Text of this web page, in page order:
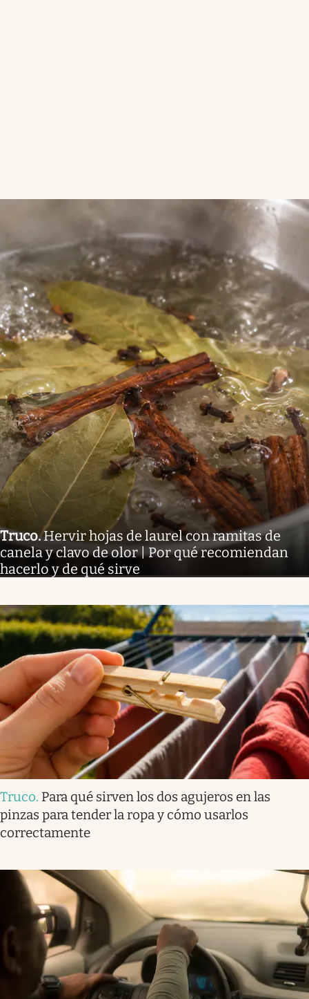
Truco.Hervir hojas de laurel con ramitas de
canela y clavo de olor | Por qué recomiendan
hacerlo y de qué sirve
Truco. Para qué sirven los dos agujeros en las
pinzas para tender la ropa y cómo usarlos
correctamente